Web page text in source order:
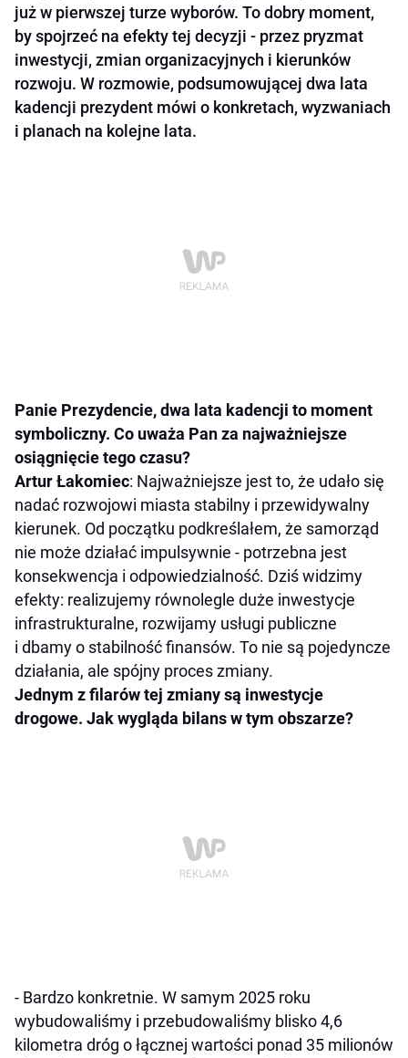
już w pierwszej turze wyborów. To dobry moment,
by spojrzeć na efekty tej decyzji - przez pryzmat
inwestycji, zmian organizacyjnych i kierunków
rozwoju. W rozmowie, podsumowującej dwa lata
kadencji prezydent mówi o konkretach, wyzwaniach
i planach na kolejne lata.
Panie Prezydencie, dwa lata kadencji to moment
symboliczny. Co uważa Pan za najważniejsze
osiągnięcie tego czasu?
Artur Łakomiec: Najważniejsze jest to, że udało się
nadać rozwojowi miasta stabilny i przewidywalny
kierunek. Od początku podkreślałem, że samorząd
nie może działać impulsywnie - potrzebna jest
konsekwencja i odpowiedzialność. Dziś widzimy
efekty: realizujemy równolegle duże inwestycje
infrastrukturalne, rozwijamy usługi publiczne
i dbamy o stabilność finansów. To nie są pojedyncze
działania, ale spójny proces zmiany.
Jednym z filarów tej zmiany są inwestycje
drogowe. Jak wygląda bilans w tym obszarze?
- Bardzo konkretnie. W samym 2025 roku
wybudowaliśmy i przebudowaliśmy blisko 4,6
kilometra dróg o łącznej wartości ponad 35 milionów